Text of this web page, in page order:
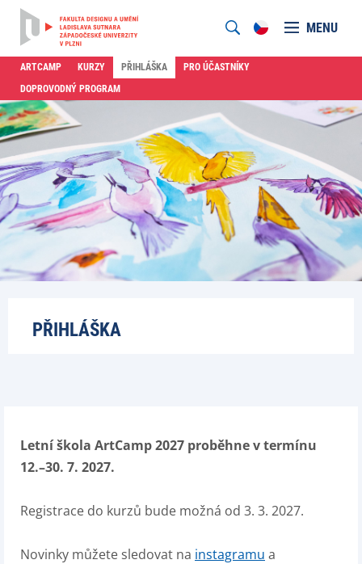
MENU
ARTCAMP KURZY PŘIHLÁŠKA
PRO ÚČASTNÍKY
DOPROVODNÝ PROGRAM
PŘIHLÁŠKA
Letní škola ArtCamp 2027 proběhne v termínu
12.–30. 7. 2027.
Registrace do kurzů bude možná od 3. 3. 2027.
Novinky můžete sledovat na instagramu a